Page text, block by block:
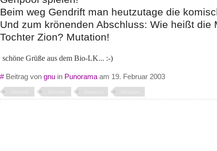
Beim weg Gendrift man heutzutage die
Und zum krönenden Abschluss: Wie heißt die
Tochter Zion? Mutation!
schöne Grüße aus dem Bio-LK... :-)
#Beitrag von gnu in Punorama am 19. Februar 2003